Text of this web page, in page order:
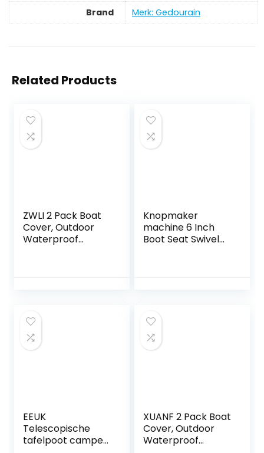
Brand Merk: Gedourain
Related Products
ZWLI 2 Pack Boat
Cover, Outdoor
Waterproof
Knopmaker
machine 6 Inch
Boot Seat Swivel
Uw
gepersonaliseerde
badge
EEUK
Telescopische
tafelpoot camper,
XUANF 2 Pack Boat
Cover, Outdoor
Waterproof